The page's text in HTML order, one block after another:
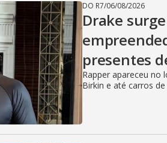
DO R7/06/08/2026
Drake
presentes
Rapper apareceu no
Birkin e até carros